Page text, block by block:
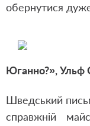
обернутися
Юганно?», Ульф
Шведський
справжній